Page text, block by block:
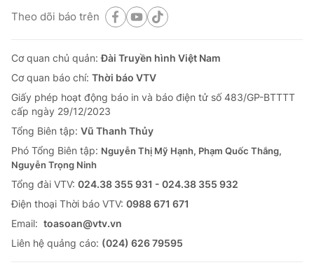
Theo dõi báo trên
Cơ quan chủ quản:Đài Truyền hình Việt Nam
Cơ quan báo chí: Thời báo VTV
Giấy phép hoạt động báo in và báo điện tử số 483/GP-BTTTT
cấp ngày 29/12/2023
Tổng Biên tập: Vũ Thanh Thủy
Phó Tổng Biên tập: Nguyễn Thị Mỹ Hạnh, Phạm Quốc Thắng,
Nguyễn Trọng Ninh
Tổng đài VTV: 024.38 355 931 - 024.38 355 932
Ðiện thoại Thời báo VTV: 0988 671 671
Email: toasoan@vtv.vn
Liên hệ quảng cáo: (024) 626 79595